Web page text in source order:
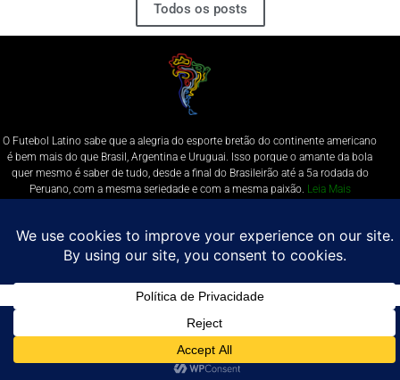
Todos os posts
O Futebol Latino sabe que a alegria do esporte bretão do continente americano
é bem mais do que Brasil, Argentina e Uruguai. Isso porque o amante da bola
quer mesmo é saber de tudo, desde a final do Brasileirão até a 5a rodada do
Peruano, com a mesma seriedade e com a mesma paixão. Leia Mais
Política de Privacidade